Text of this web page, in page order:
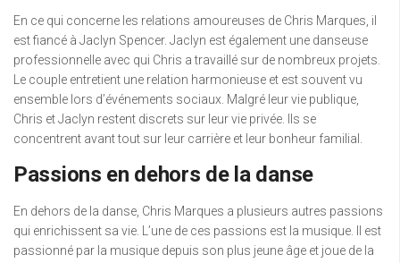
En ce qui concerne les relations amoureuses de Chris Marques, il
est fiancé à Jaclyn Spencer. Jaclyn est également une danseuse
professionnelle avec qui Chris a travaillé sur de nombreux projets.
Le couple entretient une relation harmonieuse et est souvent vu
ensemble lors d’événements sociaux. Malgré leur vie publique,
Chris et Jaclyn restent discrets sur leur vie privée. Ils se
concentrent avant tout sur leur carrière et leur bonheur familial.
Passions en dehors de la danse
En dehors de la danse, Chris Marques a plusieurs autres passions
qui enrichissent sa vie. L’une de ces passions est la musique. Il est
passionné par la musique depuis son plus jeune âge et joue de la